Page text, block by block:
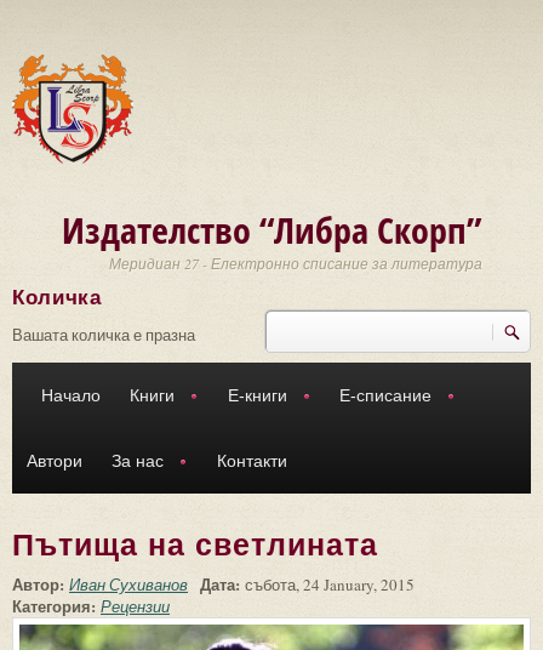
Издателство “Либра Скорп”
Меридиан 27 - Електронно списание за литература
Търси
Количка
Вашата количка е празна
Начало Книги Е-книги Е-списание
Автори За нас Контакти
Пътища на светлината
Автор: Иван Сухиванов Дата: събота, 24 January, 2015
Категория: Рецензии